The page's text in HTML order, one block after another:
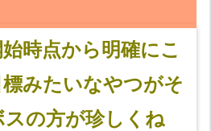
時点から明確にこ
みたいなやつがそ
の方が珍しくね